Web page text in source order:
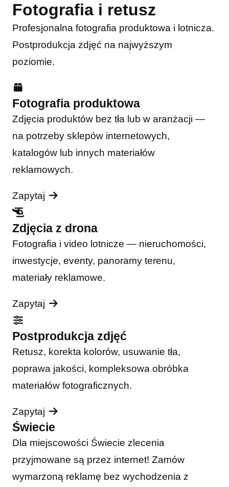
Fotografia i retusz
Profesjonalna fotografia produktowa i lotnicza.
Postprodukcja zdjęć na najwyższym
poziomie.
Fotografia produktowa
Zdjęcia produktów bez tła lub w aranżacji —
na potrzeby sklepów internetowych,
katalogów lub innych materiałów
reklamowych.
Zapytaj
Zdjęcia z drona
Fotografia i video lotnicze — nieruchomości,
inwestycje, eventy, panoramy terenu,
materiały reklamowe.
Zapytaj
Postprodukcja zdjęć
Retusz, korekta kolorów, usuwanie tła,
poprawa jakości, kompleksowa obróbka
materiałów fotograficznych.
Zapytaj
Świecie
Dla miejscowości Świecie zlecenia
przyjmowane są przez internet! Zamów
wymarzoną reklamę bez wychodzenia z